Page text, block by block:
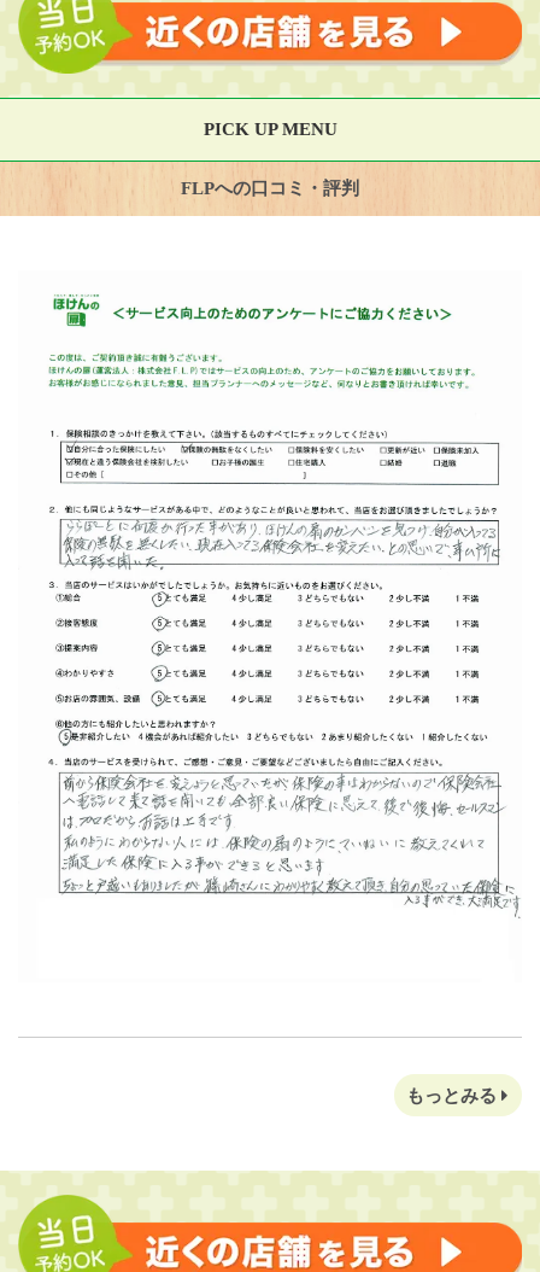
PICK UP MENU
FLPへの口コミ・評判
もっとみる